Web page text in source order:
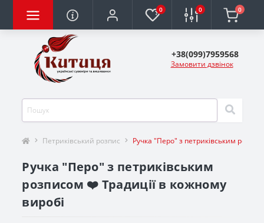
0 0 0
+38(099)7959568
Замовити дзвінок
Петриківський розпис Ручка "Перо" з петриківським
Ручка "Перо" з петриківським
розписом ❤️ Традиції в кожному
виробі